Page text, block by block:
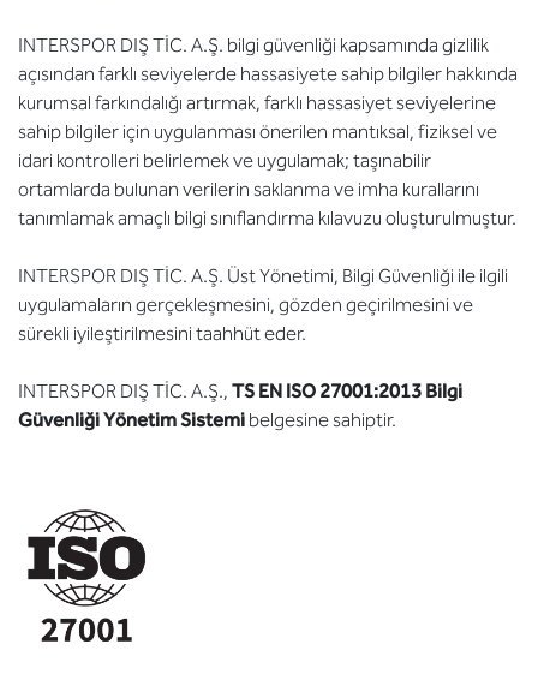
INTERSPOR DIŞ TİC. A.Ş. bilgi güvenliği kapsamında gizlilik
açısından farklı seviyelerde hassasiyete sahip bilgiler hakkında
kurumsal farkındalığı artırmak, farklı hassasiyet seviyelerine
sahip bilgiler için uygulanması önerilen mantıksal, fiziksel ve
idari kontrolleri belirlemek ve uygulamak; taşınabilir
ortamlarda bulunan verilerin saklanma ve imha kurallarını
tanımlamak amaçlı bilgi sınıflandırma kılavuzu oluşturulmuştur.
INTERSPOR DIŞ TİC. A.Ş. Üst Yönetimi, Bilgi Güvenliği ile ilgili
uygulamaların gerçekleşmesini, gözden geçirilmesini ve
sürekli iyileştirilmesini taahhüt eder.
INTERSPOR DIŞ TİC. A.Ş., TS EN ISO 27001:2013 Bilgi
Güvenliği Yönetim Sistemi belgesine sahiptir.